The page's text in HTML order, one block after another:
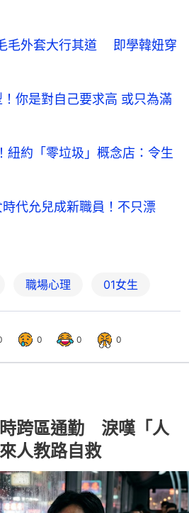
毛外套大行其道 即學韓妞穿
你是對自己要求高 或只為滿
紐約「零垃圾」概念店：令生
時代允兒成新職員！不只漂
職場心理 01女生
0 0 0
跨區通勤 淚嘆「人
人教路自救